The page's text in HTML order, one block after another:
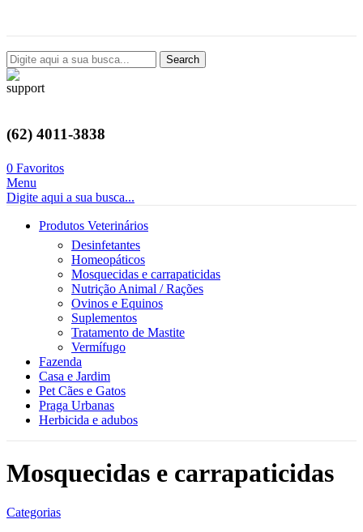
Search
(62) 4011-3838
0 Favoritos
Menu
Digite aqui a sua busca...
Produtos Veterinários
Desinfetantes
Homeopáticos
Mosquecidas e carrapaticidas
Nutrição Animal / Rações
Ovinos e Equinos
Suplementos
Tratamento de Mastite
Vermífugo
Fazenda
Casa e Jardim
Pet Cães e Gatos
Praga Urbanas
Herbicida e adubos
Mosquecidas e carrapaticidas
Categorias